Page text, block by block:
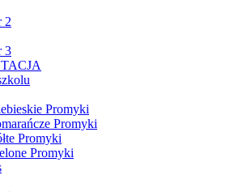
2
3
Promyki
Promyki
Promyki
Promyki